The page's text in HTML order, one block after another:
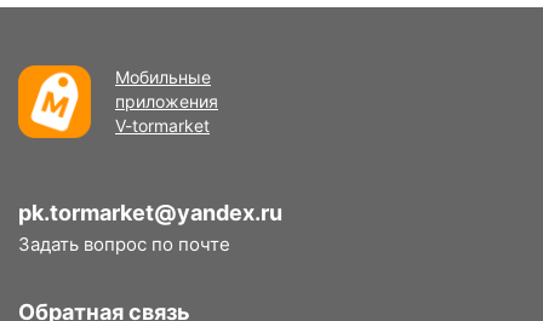
Мобильные
приложения
V-tormarket
pk.tormarket@yandex.ru
Задать вопрос по почте
Обратная связь